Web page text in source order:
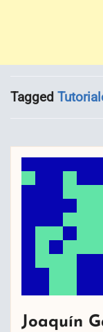
Tagged
Joaquín